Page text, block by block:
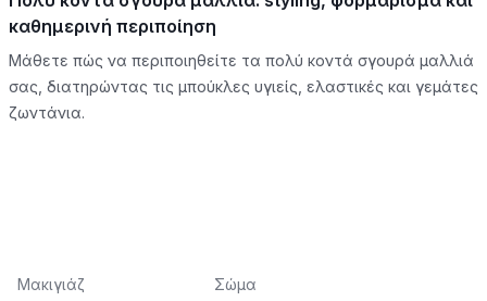
καθημερινή περιποίηση
Μάθετε πώς να περιποιηθείτε τα πολύ κοντά σγουρά μαλλιά
σας, διατηρώντας τις μπούκλες υγιείς, ελαστικές και γεμάτες
ζωντάνια.
Μακιγιάζ
Σώμα